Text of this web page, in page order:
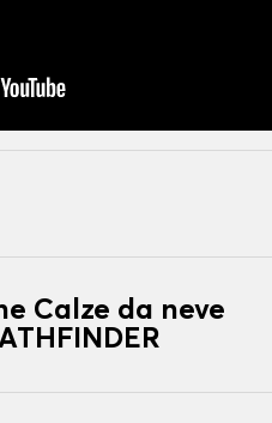
Calze da neve